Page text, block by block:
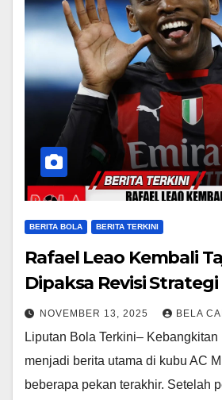
BERITA BOLA BERITA TERKINI
Rafael Leao Kembali
Dipaksa Revisi Strategi
NOVEMBER 13, 2025 BELA
Liputan Bola Terkini–
menjadi berita utama di kubu AC
beberapa pekan terakhir. Setelah